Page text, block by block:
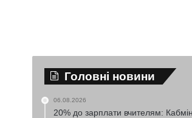
Головні новини
06.08.2026
20% до зарплати вчителям: Кабмін